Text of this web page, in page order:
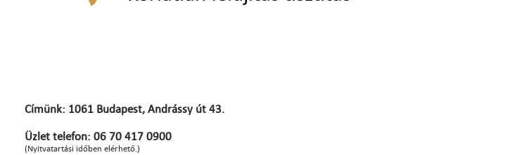
Címünk: 1061 Budapest, Andrássy út 43.
Üzlet telefon: 06 70 417 0900
(Nyitvatartási időben elérhető.)